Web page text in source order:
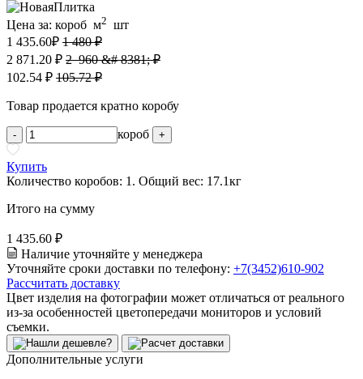
Цена за: короб м2 шт
1 435.60₽ 1 480 ₽
2 871.20 ₽ 2 960 &# 8381; ₽
102.54 ₽ 105.72 ₽
Товар продается кратно коробу
- короб +
Купить
Количество коробов: 1 . Общий вес: 17.1кг
Итого на сумму
1 435.60 ₽
Наличие уточняйте у менеджера
Уточняйте сроки доставки по телефону: +7(3452)610-902
Рассчитать доставку
Цвет изделия на фотографии может отличаться от реального
из-за особенностей цветопередачи мониторов и условий
съемки.
Дополнительные услуги